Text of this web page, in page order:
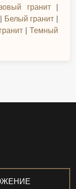
гранит|
Белый гранит
Темный